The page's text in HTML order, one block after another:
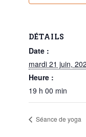
DÉTAILS
Date :
mardi 21 juin,
Heure :
19 h 00 min
Séance de yoga